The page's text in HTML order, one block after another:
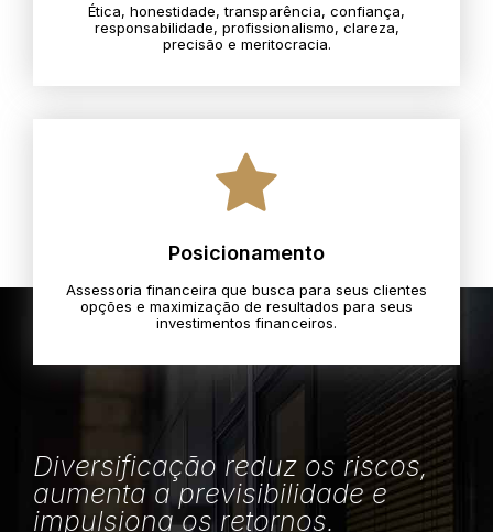
Ética, honestidade, transparência, confiança,
responsabilidade, profissionalismo, clareza,
precisão e meritocracia.​
Posicionamento
Assessoria financeira que busca para seus clientes
opções e maximização de resultados para seus
investimentos financeiros.
Diversificação reduz os riscos,
aumenta a previsibilidade e
impulsiona os retornos.